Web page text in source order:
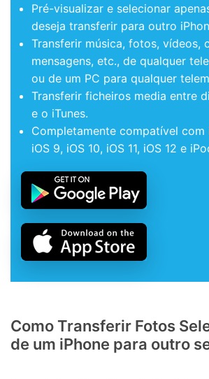
Pré-visualizar e selecionar
deseja transferir para outro
Transferir música, fotos, vídeos,
mensagens, etc., de qualquer
ou de um PC para qualquer
Transferir ficheiros media entre
e o iTunes.
Completamente compatível com
iOS 9, iOS 10, iOS 11, iOS 12 e
Como Transferir Fotos
de um iPhone para outro